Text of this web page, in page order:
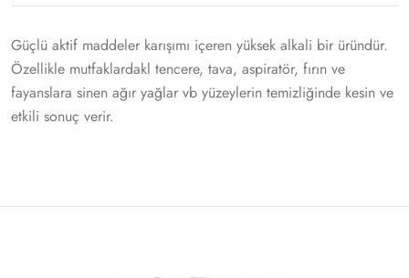
Güçlü aktif maddeler karışımı içeren yüksek alkali bir üründür.
Özellikle mutfaklardakl tencere, tava, aspiratör, fırın ve
fayanslara sinen ağır yağlar vb yüzeylerin temizliğinde kesin ve
etkili sonuç verir.